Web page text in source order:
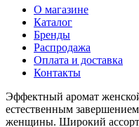
О магазине
Каталог
Бренды
Распродажа
Оплата и доставка
Контакты
Эффектный аромат
естественным
женщины. Широкий